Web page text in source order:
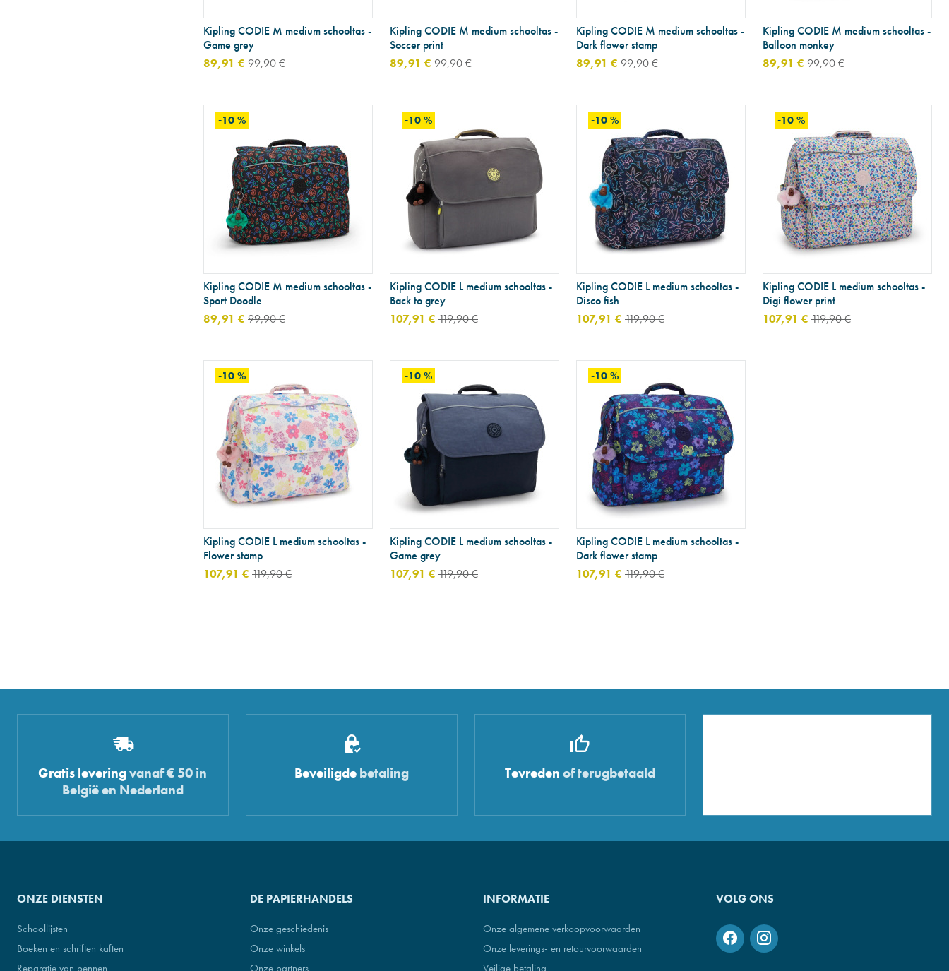
Kipling CODIE M medium schooltas -
Game grey
89,91 € 99,90 €
Kipling CODIE M medium schooltas -
Soccer print
89,91 € 99,90 €
Kipling CODIE M medium schooltas -
Dark flower stamp
89,91 € 99,90 €
Kipling CODIE M medium schooltas -
Balloon monkey
89,91 € 99,90 €
-10 %
Kipling CODIE M medium schooltas -
Sport Doodle
89,91 € 99,90 €
-10 %
Kipling CODIE L medium schooltas -
Back to grey
107,91 € 119,90 €
-10 %
Kipling CODIE L medium schooltas -
Disco fish
107,91 € 119,90 €
-10 %
Kipling CODIE L medium schooltas -
Digi flower print
107,91 € 119,90 €
-10 %
Kipling CODIE L medium schooltas -
Flower stamp
107,91 € 119,90 €
-10 %
Kipling CODIE L medium schooltas -
Game grey
107,91 € 119,90 €
-10 %
Kipling CODIE L medium schooltas -
Dark flower stamp
107,91 € 119,90 €
Gratis leveringvanaf € 50 in
België en Nederland
Beveiligdebetaling Tevreden of terugbetaald
ONZE DIENSTEN
Schoollijsten
Boeken en schriften kaften
Reparatie van pennen
DE PAPIERHANDELS
Onze geschiedenis
Onze winkels
Onze partners
INFORMATIE
Onze algemene verkoopvoorwaarden
Onze leverings- en retourvoorwaarden
Veilige betaling
VOLG ONS